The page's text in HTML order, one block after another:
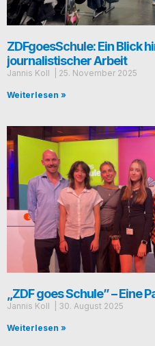
ZDFgoesSchule: Ein Blick
journalistischer Arbeit
Jan­nis Koll 25. Novem­ber 2025
Weiterlesen »
„ZDF goes Schule” – Eine
Jan­nis Koll 30. August 2025
Weiterlesen »